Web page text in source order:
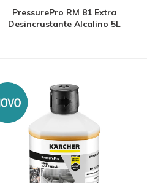
PressurePro RM 81 Extra
Desincrustante Alcalino 5L